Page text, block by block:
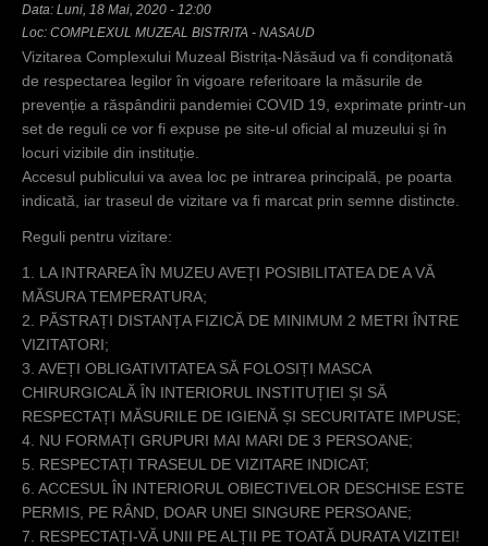
a
i
c
i
Data: Luni, 18 Mai, 2020 - 12:00
Loc: COMPLEXUL MUZEAL BISTRITA - NASAUD
Vizitarea Complexului Muzeal Bistrița-Năsăud va fi condițonată
de respectarea legilor în vigoare referitoare la măsurile de
prevenție a răspândirii pandemiei COVID 19, exprimate printr-un
set de reguli ce vor fi expuse pe site-ul oficial al muzeului și în
locuri vizibile din instituție.
Accesul publicului va avea loc pe intrarea principală, pe poarta
indicată, iar traseul de vizitare va fi marcat prin semne distincte.
Reguli pentru vizitare:
1. LA INTRAREA ÎN MUZEU AVEȚI POSIBILITATEA DE A VĂ
MĂSURA TEMPERATURA;
2. PĂSTRAȚI DISTANȚA FIZICĂ DE MINIMUM 2 METRI ÎNTRE
VIZITATORI;
3. AVEȚI OBLIGATIVITATEA SĂ FOLOSIȚI MASCA
CHIRURGICALĂ ÎN INTERIORUL INSTITUȚIEI ȘI SĂ
RESPECTAȚI MĂSURILE DE IGIENĂ ȘI SECURITATE IMPUSE;
4. NU FORMAȚI GRUPURI MAI MARI DE 3 PERSOANE;
5. RESPECTAȚI TRASEUL DE VIZITARE INDICAT;
6. ACCESUL ÎN INTERIORUL OBIECTIVELOR DESCHISE ESTE
PERMIS, PE RÂND, DOAR UNEI SINGURE PERSOANE;
7. RESPECTAȚI-VĂ UNII PE ALȚII PE TOATĂ DURATA VIZITEI!